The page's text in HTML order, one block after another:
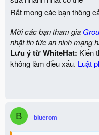
Rất mong các bạn thông
Mời các bạn tham gia
nhật tin tức an ninh mạng
Lưu ý từ WhiteHat: Kiến
không làm điều xấu. Luật
B bluerom